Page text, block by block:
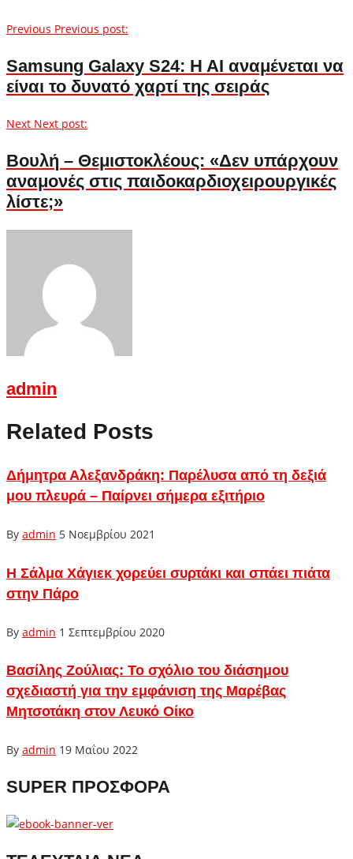
Previous Previous post:
Samsung Galaxy S24: Η ΑΙ αναμένεται να
είναι το δυνατό χαρτί της σειράς
Next Next post:
Βουλή – Θεμιστοκλέους: «Δεν υπάρχουν
αναμονές στις παιδοκαρδιοχειρουργικές
λίστε;»
admin
Related Posts
Δήμητρα Αλεξανδράκη: Παρέλυσα από τη δεξιά
μου πλευρά – Παίρνει σήμερα εξιτήριο
By admin 5 Νοεμβρίου 2021
Η Σάλμα Χάγιεκ χορεύει συρτάκι και σπάει πιάτα
στην Πάρο
By admin 1 Σεπτεμβρίου 2020
Βασίλης Ζούλιας: To σχόλιo του διάσημου
σχεδιαστή για την εμφάνιση της Μαρέβας
Μητσοτάκη στον Λευκό Οίκο
By admin 19 Μαΐου 2022
SUPER ΠΡΟΣΦΟΡΑ